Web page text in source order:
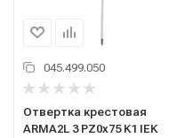
045.499.050
Отвертка крестовая
ARMA2L 3 PZ0х75 K1 IEK